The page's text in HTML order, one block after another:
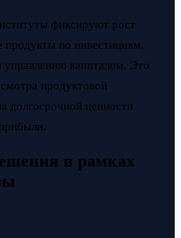
фиксируют рост
продукты по инвестициям,
управлению капиталом. Это
продуктовой
долгосрочной ценности
в рамках